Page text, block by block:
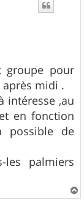
groupe pour
midi .
intéresse ,au
en fonction
possible de
les palmiers
a